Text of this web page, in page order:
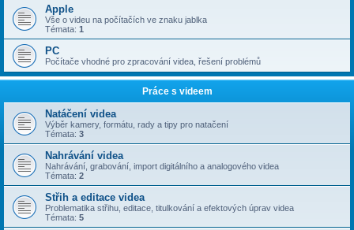
Apple
Vše o videu na počítačích ve znaku jablka
Témata: 1
PC
Počítače vhodné pro zpracování videa, řešení problémů
Práce s videem
Natáčení videa
Výběr kamery, formátu, rady a tipy pro natačení
Témata: 3
Nahrávání videa
Nahrávání, grabování, import digitálního a analogového videa
Témata: 2
Střih a editace videa
Problematika střihu, editace, titulkování a efektových úprav videa
Témata: 5